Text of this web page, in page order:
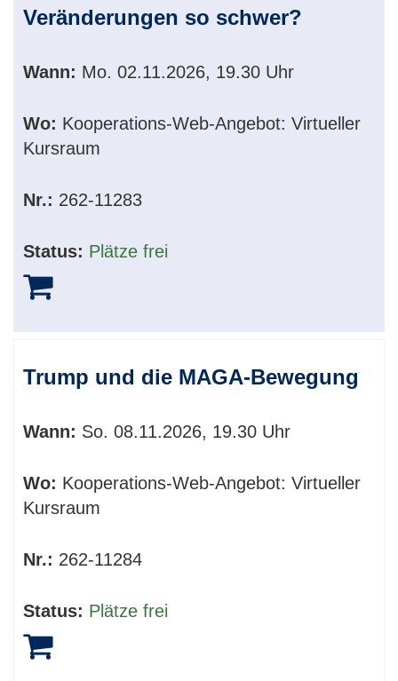
Veränderungen so schwer?
Wann: Mo. 02.11.2026, 19.30 Uhr
Wo: Kooperations-Web-Angebot: Virtueller
Kursraum
Nr.: 262-11283
Status: Plätze frei
Trump und die MAGA-Bewegung
Wann: So. 08.11.2026, 19.30 Uhr
Wo: Kooperations-Web-Angebot: Virtueller
Kursraum
Nr.: 262-11284
Status: Plätze frei